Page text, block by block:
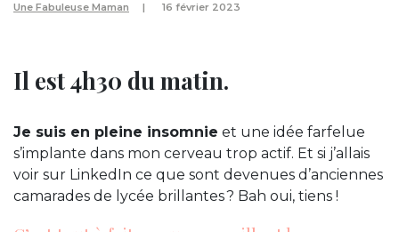
Une Fabuleuse Maman 16 février 2023
Il est 4h30 du matin.
Je suis en pleine insomnie et une idée farfelue
s’implante dans mon cerveau trop actif. Et si j’allais
voir sur LinkedIn ce que sont devenues d’anciennes
camarades de lycée brillantes ? Bah oui, tiens !